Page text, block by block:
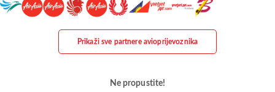
Prikaži sve partnere avioprijevoznika
Ne propustite!